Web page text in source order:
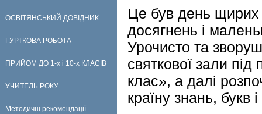
ОСВІТЯНСЬКИЙ ДОВІДНИК
ГУРТКОВА РОБОТА
ПРИЙОМ ДО 1-х і 10-х КЛАСІВ
УЧИТЕЛЬ РОКУ
Методичні рекомендації
Це був день щирих
досягнень і
Урочисто та
святкової зали
клас», а далі
країну знань, букв і